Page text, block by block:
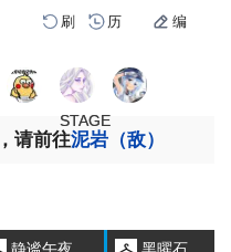
刷 历 编
请前往泥岩（敌）
1
STAGE
2
STAGE
3
STAGE
1
STAGE
2
STAGE
3
STAGE